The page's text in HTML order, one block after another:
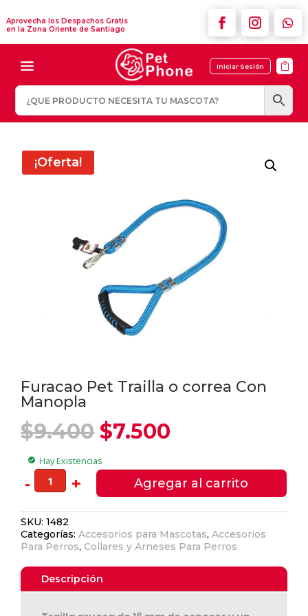
Aprovecha los Despachos Gratis
en la Zona Oriente de Santiago
Iniciar Sesión 
¡Oferta!
Furacao Pet Trailla o correa Con
Manopla
$9.400 El
precio
original
era:
$9.400.
$7.500
es:
$7.500.
check_circle Hay Existencias
- Furacao
Pet
o
correa
Manopla
cantidad
+ Agregar al carrito
SKU:1482
Categorías:Accesorios para Mascotas,Accesorios
Para Perros, Collares y Arneses Para Perros
Descripción